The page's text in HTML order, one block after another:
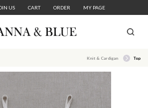
US CART ORDER MY PAGE
Knit & Cardigan Top